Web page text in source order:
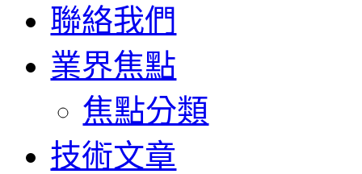
聯絡我們
業界焦點
焦點分類
技術文章